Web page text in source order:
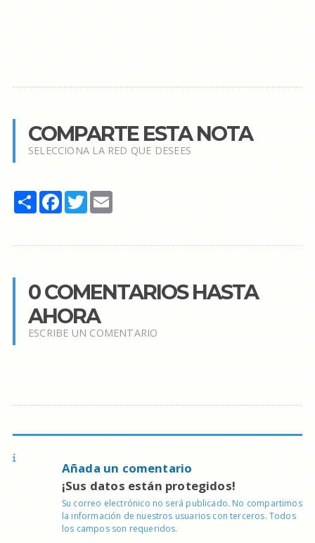
COMPARTE ESTA NOTA
SELECCIONA LA RED QUE DESEES
Share Facebook
TwitterEmail
0 COMENTARIOS HASTA
AHORA
ESCRIBE UN COMENTARIO
Añada un comentario
¡Sus datos están protegidos!
Su correo electrónico no será publicado. No compartimos
la información de nuestros usuarios con terceros. Todos
los campos son requeridos.